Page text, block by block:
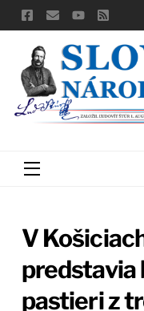
Skip
to
content
Menu
V
pastieri z